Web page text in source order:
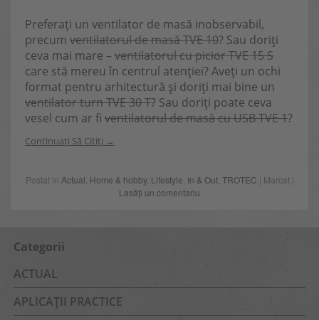
Preferați un ventilator de masă inobservabil,
precum ventilatorul de masă TVE 10? Sau doriți
ceva mai mare – ventilatorul cu picior TVE 15 S
care stă mereu în centrul atenției? Aveți un ochi
format pentru arhitectură și doriți mai bine un
ventilator turn TVE 30 T? Sau doriți poate ceva
vesel cum ar fi ventilatorul de masă cu USB TVE 1?
Continuați Să Citiți
Postat în Actual Home & hobby, Lifestyle In & Out, TROTEC | Marcat |
Lasăți un comentariu
Categorii
ACTUAL
APLICAȚII PRACTICE